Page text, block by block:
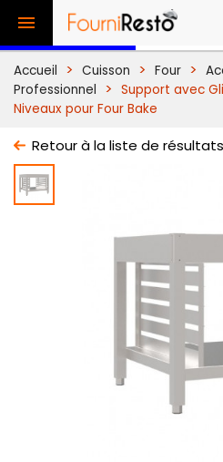

Accueil Cuisson Four
Professionnel
Support avec
Niveaux pour Four Bake
Retour à la liste de résultats